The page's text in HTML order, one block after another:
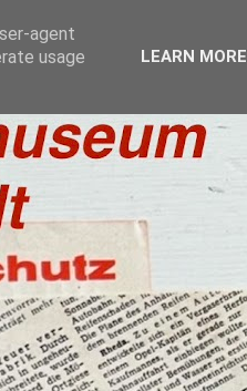
agent
usage
LEARN MORE